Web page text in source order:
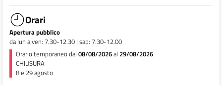
Orari
Apertura pubblico
da lun a ven: 7.30-12.30 | sab: 7.30-12.00
Orario temporaneo dal 08/08/2026al 29/08/2026
CHIUSURA
8 e 29 agosto